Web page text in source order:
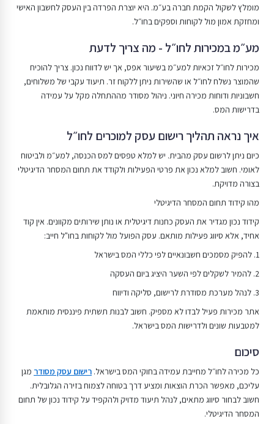
מומלץ לשקול הקמת חברה בע״מ. היא יוצרת הפרדה בין העסק לחשבון האישי
ומחזקת אמון מול לקוחות וספקים בחו״ל.
מע״מ במכירות לחו״ל - מה צריך לדעת
מכירות לחו״ל זכאיות למע״מ בשיעור אפס, אך יש לדווח נכון. צריך להוכיח
שהמוצר נשלח לחו״ל או שהשירות ניתן ללקוח זר. תיעוד עקבי של משלוחים,
חשבוניות ודוחות מכירה חיוני. ניהול מסודר מההתחלה מקל על עמידה
בדרישות המס.
איך נראה תהליך רישום עסק למוכרים לחו״ל
כיום ניתן לרשום עסק מהבית. יש למלא טפסים למס הכנסה, למע״מ ולביטוח
לאומי. חשוב למלא נכון את פרטי הפעילות ולקודד את תחום המסחר הדיגיטלי
בצורה מדויקת.
מהו קידוד תחום המסחר הדיגיטלי
קידוד נכון מגדיר את העסק כחנות דיגיטלית או נותן שירותים מקוונים. אין קוד
אחיד, אלא סיווג פעילות מותאם. עסק הפועל מול לקוחות בחו"ל חייב:
1. להפיק מסמכים חשבונאיים לפי כללי המס בישראל
2. להמיר לשקלים לפי השער היציג ביום העסקה
3. לנהל מערכת מסודרת לרישום, סליקה ודיווח
אתר מכירות פעיל לבדו לא מספיק. חשוב לבנות תשתית פיננסית מותאמת
למטבעות שונים ולדרישות המס בישראל.
סיכום
כל מכירה לחו״ל מחייבת עמידה בחוקי המס בישראל. רישום עסק מסודר מגן
עליכם, מאפשר הכרת הוצאות ומציע דרך בטוחה לצמוח בזירה הגלובלית.
חשוב לבחור סיווג מתאים, לנהל תיעוד מדויק ולהקפיד על קידוד נכון של תחום
המסחר הדיגיטלי.